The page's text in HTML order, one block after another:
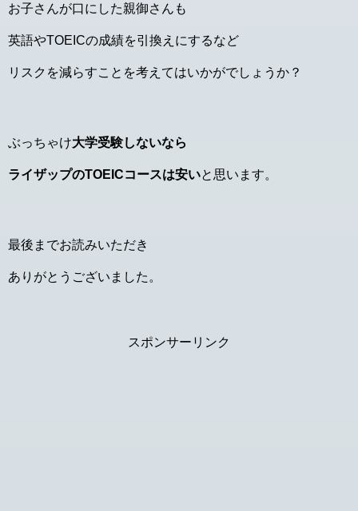
お子さんが口にした親御さんも
英語やTOEICの成績を引換えにするなど
リスクを減らすことを考えてはいかがでしょうか？
ぶっちゃけ大学受験しないなら
ライザップのTOEICコースは安いと思います。
最後までお読みいただき
ありがとうございました。
スポンサーリンク